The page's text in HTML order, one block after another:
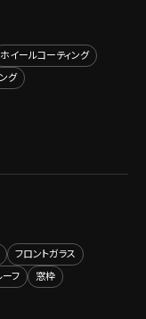
ホイールコーティング
グ
フロントガラス
ーフ 窓枠